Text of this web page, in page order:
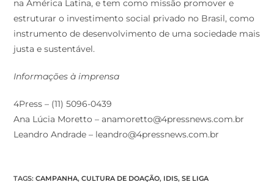
na América Latina, e tem como missão promover e
estruturar o investimento social privado no Brasil, como
instrumento de desenvolvimento de uma sociedade mais
justa e sustentável.
Informações à imprensa
4Press – (11) 5096-0439
Ana Lúcia Moretto – anamoretto@4pressnews.com.br
Leandro Andrade – leandro@4pressnews.com.br
TAGS:CAMPANHA, CULTURA DE DOAÇÃO, IDIS, SE LIGA